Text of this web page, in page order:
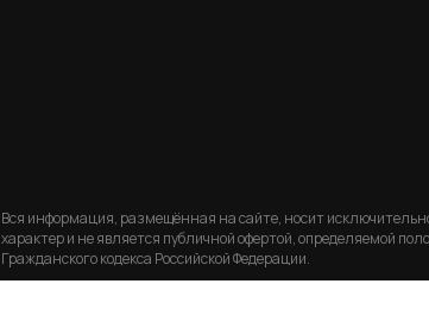
Вся информация, размещённая на сайте, носит
характер и не является публичной офертой, определяемой
Гражданского кодекса Российской Федерации.